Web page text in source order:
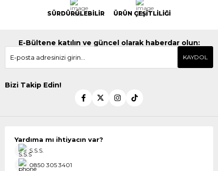
SÜRDÜRÜLEBİLİR ÜRÜN ÇEŞİTLİLİĞİ
E-Bültene katılın ve güncel olarak haberdar olun:
KAYDOL
Bizi Takip Edin!
Yardıma mı ihtiyacın var?
S.S.S.
0850 305 3401